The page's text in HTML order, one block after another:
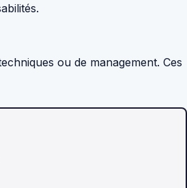
ou de management. Ces